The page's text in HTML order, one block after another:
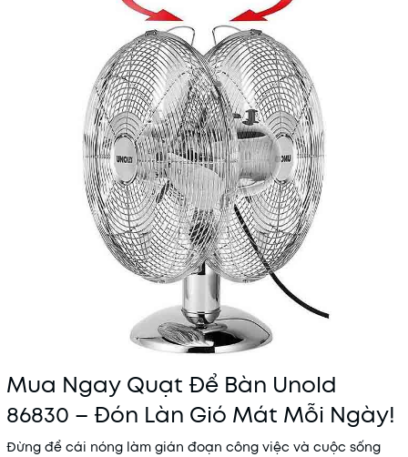
Mua Ngay Quạt Để Bàn Unold
86830 – Đón Làn Gió Mát Mỗi Ngày!
Đừng để cái nóng làm gián đoạn công việc và cuộc sống